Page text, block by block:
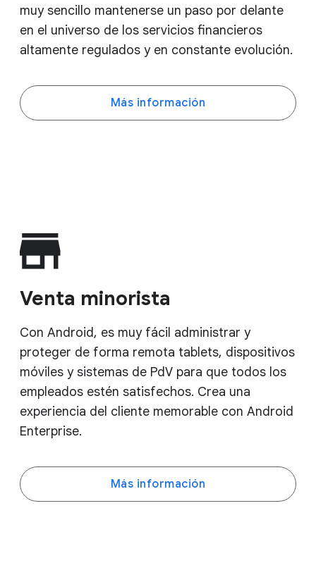
muy sencillo mantenerse un paso por delante
en el universo de los servicios financieros
altamente regulados y en constante evolución.
Más información
Venta minorista
Con Android, es muy fácil administrar y
proteger de forma remota tablets, dispositivos
móviles y sistemas de PdV para que todos los
empleados estén satisfechos. Crea una
experiencia del cliente memorable con Android
Enterprise.
Más información